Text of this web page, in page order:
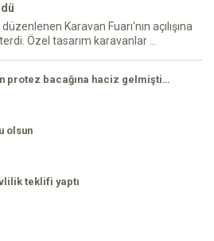
Karavan Fuarı'nın açılışına
Özel tasarım karavanlar ...
protez bacağına haciz gelmişti…
olsun
teklifi yaptı